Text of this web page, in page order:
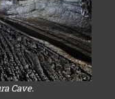
Cave.